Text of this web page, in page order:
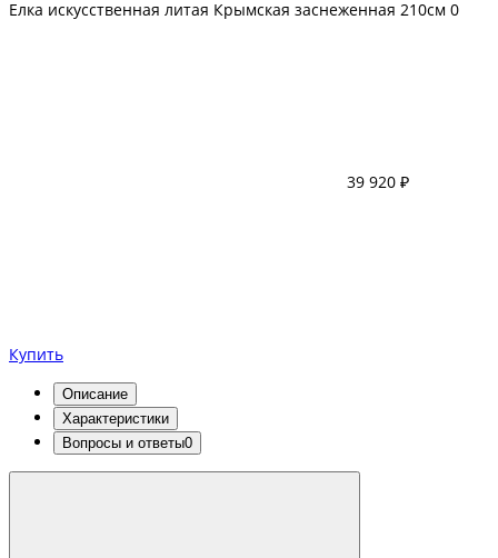
Елка искусственная литая Крымская заснеженная 210см 0
39 920 ₽
Купить
Описание
Характеристики
Вопросы и ответы0